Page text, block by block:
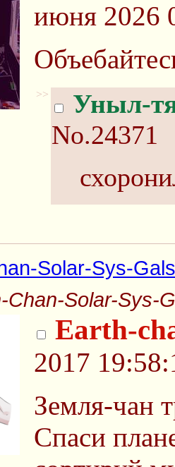
июня 2026
>>
Уныл-
No.24371
Solar-Sys-
Chan-Solar-Sys-
Earth-
2017
Земля-чан
Спаси